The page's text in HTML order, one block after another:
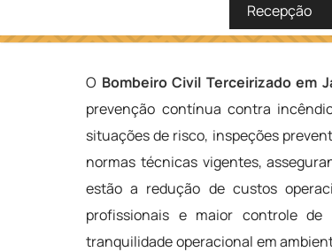
Recepção
Bombeiro Civil
O Bombeiro Civil Terceirizado em
prevenção contínua contra
situações de risco, inspeções
normas técnicas vigentes,
estão a redução de custos
profissionais e maior controle de
tranquilidade operacional em